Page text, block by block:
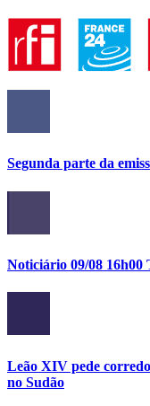
Segunda parte da
Noticiário 09/08 16h00
Leão XIV pede
no Sudão